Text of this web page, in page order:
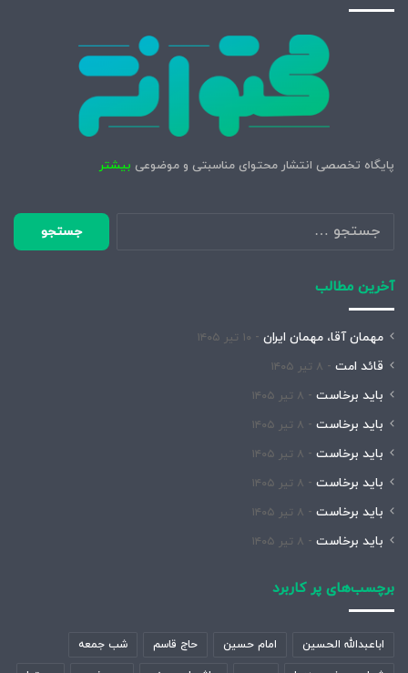
پایگاه تخصصی انتشار محتوای مناسبتی و موضوعی بیشتر
جستجو
برای:
آخرین مطالب
مهمان آقا، مهمان ایران ۱۰ تیر ۱۴۰۵
قائد امت ۸ تیر ۱۴۰۵
باید برخاست ۸ تیر ۱۴۰۵
باید برخاست ۸ تیر ۱۴۰۵
باید برخاست ۸ تیر ۱۴۰۵
باید برخاست ۸ تیر ۱۴۰۵
باید برخاست ۸ تیر ۱۴۰۵
باید برخاست ۸ تیر ۱۴۰۵
برچسب‌های پر کاربرد
اباعبدالله الحسین امام حسین حاج قاسم شب جمعه